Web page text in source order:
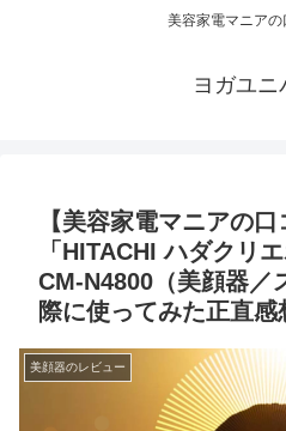
美容家電マニアの
ヨガユニ
【美容家電マニアの口
「HITACHI ハダクリ
CM-N4800（美顔器／
際に使ってみた正直感
美顔器のレビュー